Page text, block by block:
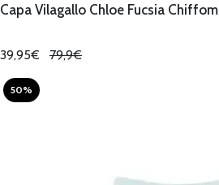
Capa Vilagallo Chloe Fucsia Chiffom
39,95€ 79,9€
50%